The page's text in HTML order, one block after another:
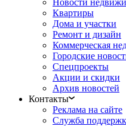
Квартиры
Дома и участки
Ремонт и дизайн
Коммерческая
Городские
Спецпроекты
Акции и скидки
Архив новостей
Контакты
Реклама на сайте
Служба